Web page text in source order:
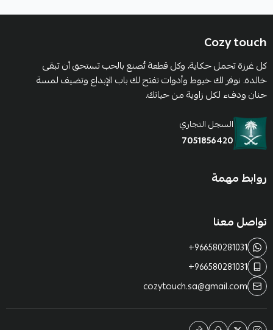
Cozy touch
كل غرزة تحمل حكاية، وكل قطعة تُصنع بالحب تستحق أن تبقى
خالدة. نوفر لك خيوط وأدوات تفتح لك باب الإبداع وتضيف لمسة
حنان ودفء لكل زاوية من حياتك.
السجل التجاري
7051856420
روابط مهمة
تواصل معنا
+966580281031
+966580281031
cozytouch.sa@gmail.com